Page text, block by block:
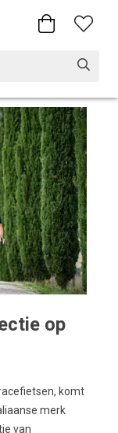
op
komt
merk
van